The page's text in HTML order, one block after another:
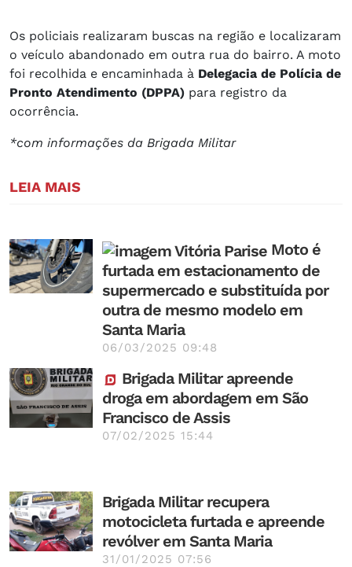
Os policiais realizaram buscas na região e localizaram
o veículo abandonado em outra rua do bairro. A moto
foi recolhida e encaminhada à Delegacia de Polícia de
Pronto Atendimento (DPPA) para registro da
ocorrência.
*com informações da Brigada Militar
LEIA MAIS
Moto é
furtada em estacionamento de
supermercado e substituída por
outra de mesmo modelo em
Santa Maria
06/03/2025 09:48
Brigada Militar apreende
droga em abordagem em São
Francisco de Assis
07/02/2025 15:44
Brigada Militar recupera
motocicleta furtada e apreende
revólver em Santa Maria
31/01/2025 07:56